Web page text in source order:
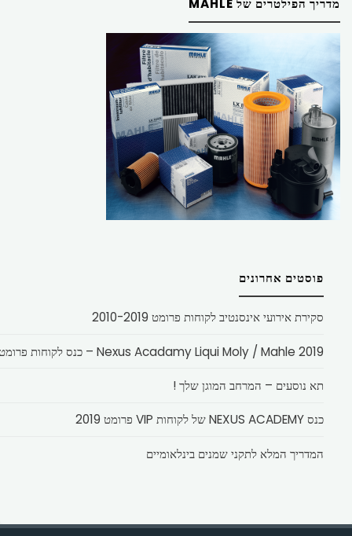
מדריך הפילטרים של MAHLE
פוסטים אחרונים
סקירת אירועי אינסנטיב לקוחות פרומט 2010-2019
Nexus Acadamy Liqui Moly / Mahle 2019 – כנס לקוחות פרומט
תא נוסעים – המרחב המוגן שלך !
כנס NEXUS ACADEMY של לקוחות VIP פרומט 2019
המדריך המלא לתקני שמנים בינלאומיים